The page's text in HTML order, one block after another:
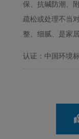
保、抗碱防潮、
疏松或处理不当
整、细腻、是家
认证：中国环境